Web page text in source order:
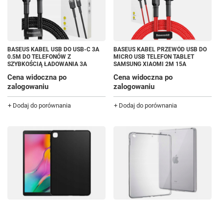
BASEUS KABEL USB DO USB-C 3A
0.5M DO TELEFONÓW Z
SZYBKOŚCIĄ ŁADOWANIA 3A
Cena widoczna po
zalogowaniu
+ Dodaj do porównania
BASEUS KABEL PRZEWÓD USB DO
MICRO USB TELEFON TABLET
SAMSUNG XIAOMI 2M 15A
Cena widoczna po
zalogowaniu
+ Dodaj do porównania